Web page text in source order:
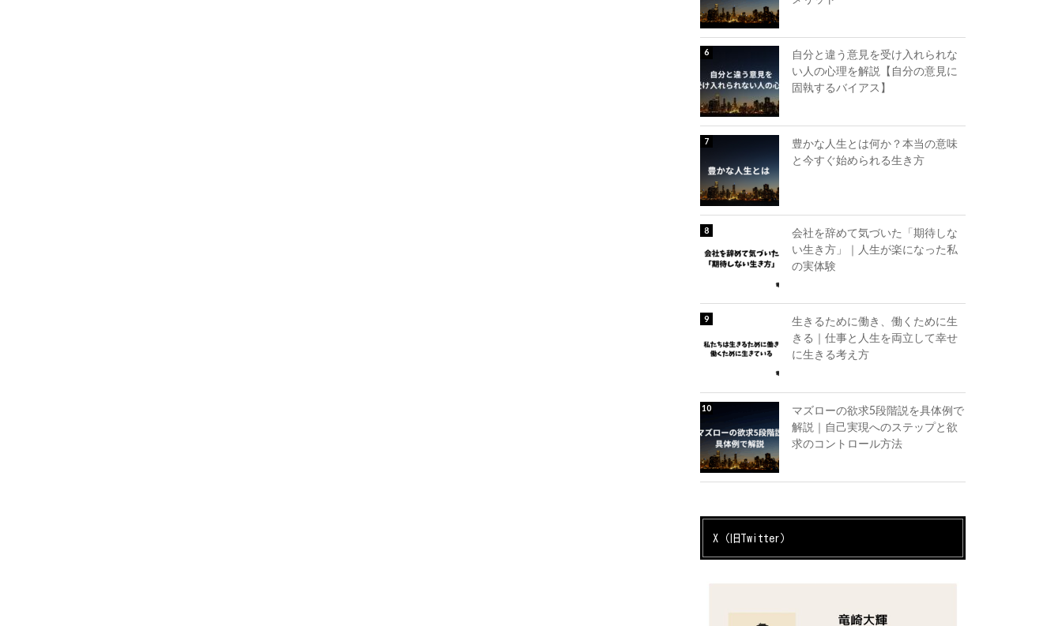
自分と違う意見を受け入れられな
い人の心理を解説【自分の意見に
固執するバイアス】
豊かな人生とは何か？本当の意味
と今すぐ始められる生き方
会社を辞めて気づいた「期待しな
い生き方」｜人生が楽になった私
の実体験
生きるために働き、働くために生
きる｜仕事と人生を両立して幸せ
に生きる考え方
マズローの欲求5段階説を具体例で
解説｜自己実現へのステップと欲
求のコントロール方法
X（旧Twitter）